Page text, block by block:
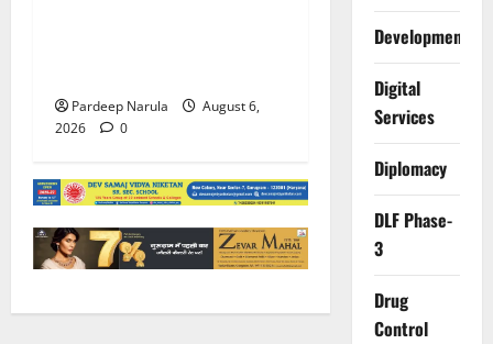
Pardeep Narula
August 6,
2026
0
Development
Digital
Services
Diplomacy
DLF Phase-
3
Drug
Control